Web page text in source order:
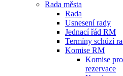
Rada města
Rada
Usnesení rady
Jednací řád RM
Termíny schůzí
Komise RM
Komise
rezervace